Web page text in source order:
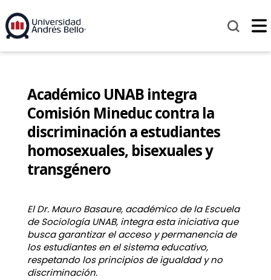
Académico UNAB integra
Comisión Mineduc contra la
discriminación a estudiantes
homosexuales, bisexuales y
transgénero
El Dr. Mauro Basaure, académico de la Escuela
de Sociología UNAB, integra esta iniciativa que
busca garantizar el acceso y permanencia de
los estudiantes en el sistema educativo,
respetando los principios de igualdad y no
discriminación.